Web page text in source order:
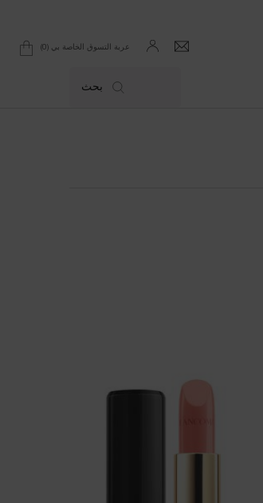
عربة التسوق الخاصة بي 0
0 product in cart
بحث